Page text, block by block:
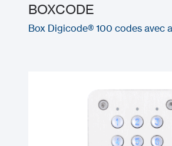
BOXCODE
Box Digicode® 100 codes avec